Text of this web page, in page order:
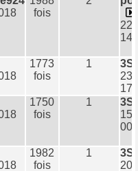
fois
22/
1773
fois
1
23/
1750
fois
1
15/
1982
fois
1
20/